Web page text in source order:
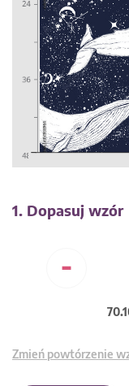
1. Dopasuj wzór
-
Zmień powtórzenie